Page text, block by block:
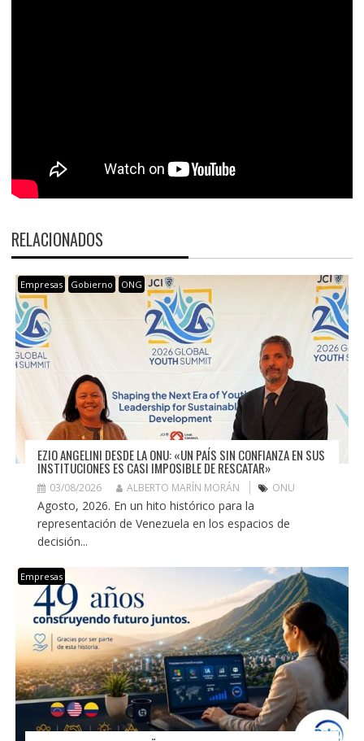
RELACIONADOS
Empresas Gobierno ONG
EZIO ANGELINI DESDE LA ONU: «UN PAÍS SIN CONFIANZA EN SUS
INSTITUCIONES ES CASI IMPOSIBLE DE RESCATAR»
03/08/2026 ALBERTO MARÍN MORÁN ONU
Agosto, 2026. En un hito histórico para la
representación de Venezuela en los espacios de
decisión...
Empresas